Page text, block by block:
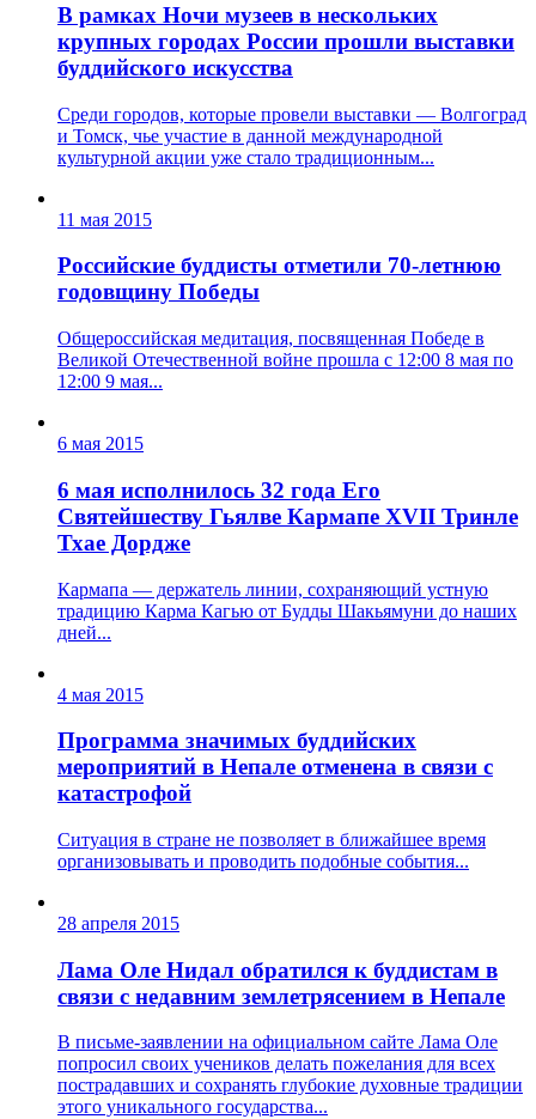
В рамках Ночи музеев в нескольких
крупных городах России прошли выставки
буддийского искусства
Среди городов, которые провели выставки — Волгоград
и Томск, чье участие в данной международной
культурной акции уже стало традиционным...
11 мая 2015
Российские буддисты отметили 70-летнюю
годовщину Победы
Общероссийская медитация, посвященная Победе в
Великой Отечественной войне прошла с 12:00 8 мая по
12:00 9 мая...
6 мая 2015
6 мая исполнилось 32 года Его
Святейшеству Гьялве Кармапе XVII Тринле
Тхае Дордже
Кармапа — держатель линии, сохраняющий устную
традицию Карма Кагью от Будды Шакьямуни до наших
дней...
4 мая 2015
Программа значимых буддийских
мероприятий в Непале отменена в связи с
катастрофой
Ситуация в стране не позволяет в ближайшее время
организовывать и проводить подобные события...
28 апреля 2015
Лама Оле Нидал обратился к буддистам в
связи с недавним землетрясением в Непале
В письме-заявлении на официальном сайте Лама Оле
попросил своих учеников делать пожелания для всех
пострадавших и сохранять глубокие духовные традиции
этого уникального государства...